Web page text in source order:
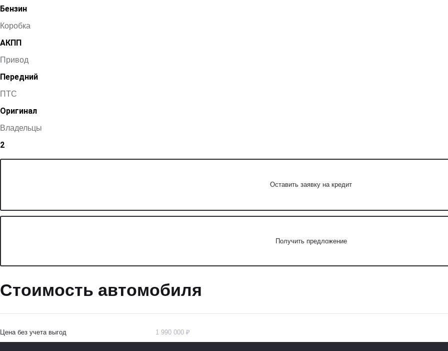
Бензин
Коробка
АКПП
Привод
Передний
ПТС
Оригинал
Владельцы
2
Оставить заявку на кредит
Получить предложение
Стоимость автомобиля
Цена без учета выгод 1 990 000 ₽